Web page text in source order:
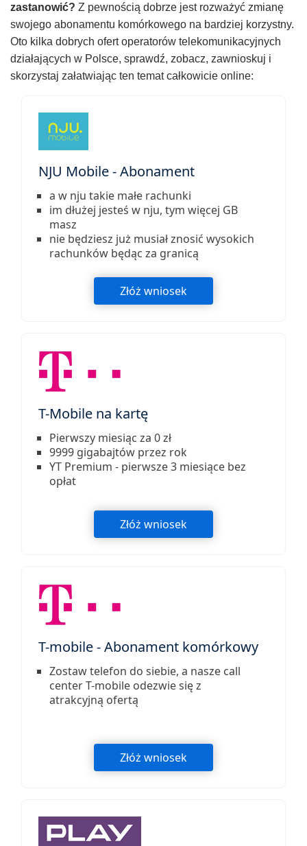
zastanowić? Z pewnością dobrze jest rozważyć zmianę
swojego abonamentu komórkowego na bardziej korzystny.
Oto kilka dobrych ofert operatorów telekomunikacyjnych
działających w Polsce, sprawdź, zobacz, zawnioskuj i
skorzystaj załatwiając ten temat całkowicie online:
NJU Mobile - Abonament
a w nju takie małe rachunki
im dłużej jesteś w nju, tym więcej GB
masz
nie będziesz już musiał znosić wysokich
rachunków będąc za granicą
Złóż wniosek
T-Mobile na kartę
Pierwszy miesiąc za 0 zł
9999 gigabajtów przez rok
YT Premium - pierwsze 3 miesiące bez
opłat
Złóż wniosek
T-mobile - Abonament komórkowy
Zostaw telefon do siebie, a nasze call
center T-mobile odezwie się z
atrakcyjną ofertą
Złóż wniosek